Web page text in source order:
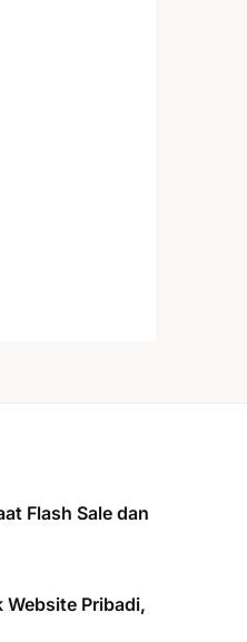
Flash Sale dan
Pribadi,